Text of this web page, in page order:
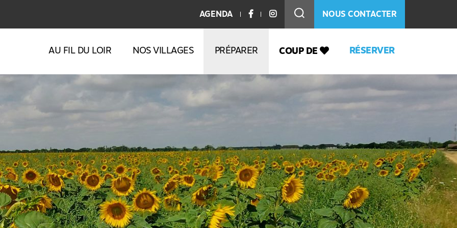
NOUS CONTACTER
AGENDA
AU FIL DU LOIR NOS VILLAGES PRÉPARER COUP DE RÉSERVER